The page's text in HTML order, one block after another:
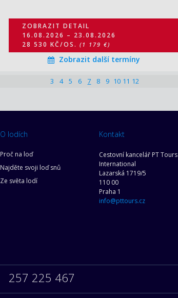
ZOBRAZIT DETAIL
16.08.2026 – 23.08.2026
28 530 KČ/OS.(1 179 €)
Zobrazit další termíny
3 4 5 6 7 8 9 10 11 12
O lodích
Proč na loď
Najděte svoji loď snů
Ze světa lodí
Kontakt
Cestovní kancelář PT Tours
International
Lazarská 1719/5
110 00
Praha 1
info@pttours.cz
257 225 467